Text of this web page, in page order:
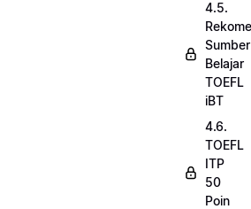
4.5.
Sumber
Belajar
TOEFL
iBT
4.6.
TOEFL
ITP
50
Poin